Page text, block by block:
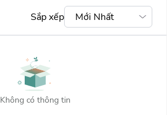
Sắp xếp Mới Nhất
Không có thông tin